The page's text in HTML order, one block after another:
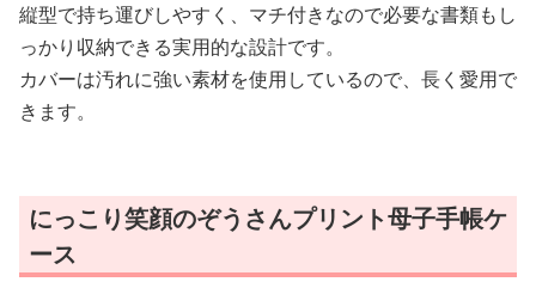
縦型で持ち運びしやすく、マチ付きなので必要な書類もし
っかり収納できる実用的な設計です。
カバーは汚れに強い素材を使用しているので、長く愛用で
きます。
にっこり笑顔のぞうさんプリント母子手帳ケ
ース